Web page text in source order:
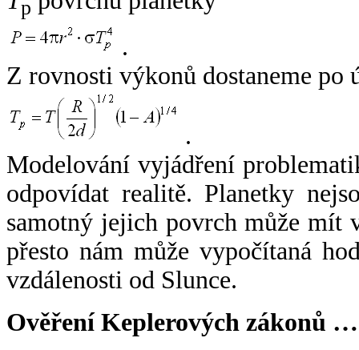
p
.
Z rovnosti výkonů dostaneme po
.
Modelování vyjádření
odpovídat realitě. Planetky
samotný jejich povrch může mít
přesto nám může vypočítaná
vzdálenosti od Slunce.
Ověření Keplerových zákonů …